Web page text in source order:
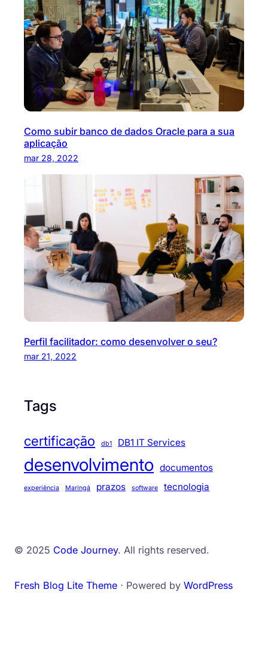
Como subir banco de dados Oracle para a sua
aplicação
mar 28, 2022
Perfil facilitador: como desenvolver o seu?
mar 21, 2022
Tags
certificação db1 DB1 IT Services
desenvolvimento documentos
experiência Maringá prazos software tecnologia
© 2025 Code Journey. All rights reserved.
Fresh Blog Lite Theme ⋅ Powered by WordPress